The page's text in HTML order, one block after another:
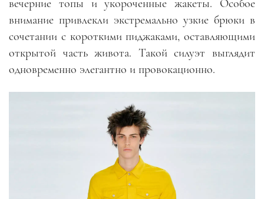
вечерние топы и укороченные жакеты. Особое
внимание привлекли экстремально узкие брюки в
сочетании с короткими пиджаками, оставляющими
открытой часть живота. Такой силуэт выглядит
одновременно элегантно и провокационно.